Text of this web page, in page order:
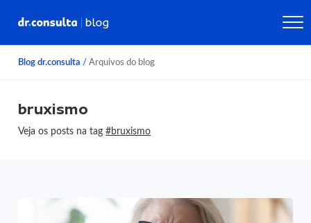
Blog dr.consulta / Arquivos do blog
bruxismo
Veja os posts na tag#bruxismo